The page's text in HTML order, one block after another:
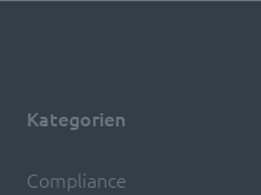
Kategorien
Compliance